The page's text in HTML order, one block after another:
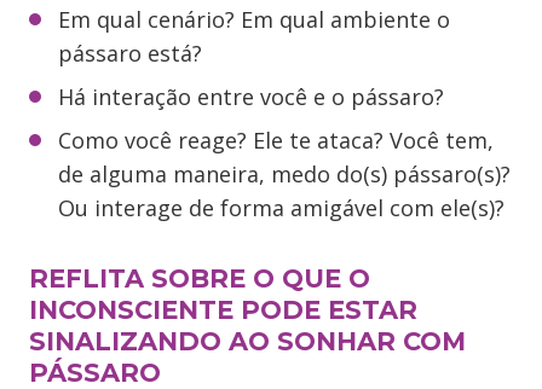
Em qual cenário? Em qual ambiente o
pássaro está?
Há interação entre você e o pássaro?
Como você reage? Ele te ataca? Você tem,
de alguma maneira, medo do(s) pássaro(s)?
Ou interage de forma amigável com ele(s)?
REFLITA SOBRE O QUE O
INCONSCIENTE PODE ESTAR
SINALIZANDO AO SONHAR COM
PÁSSARO